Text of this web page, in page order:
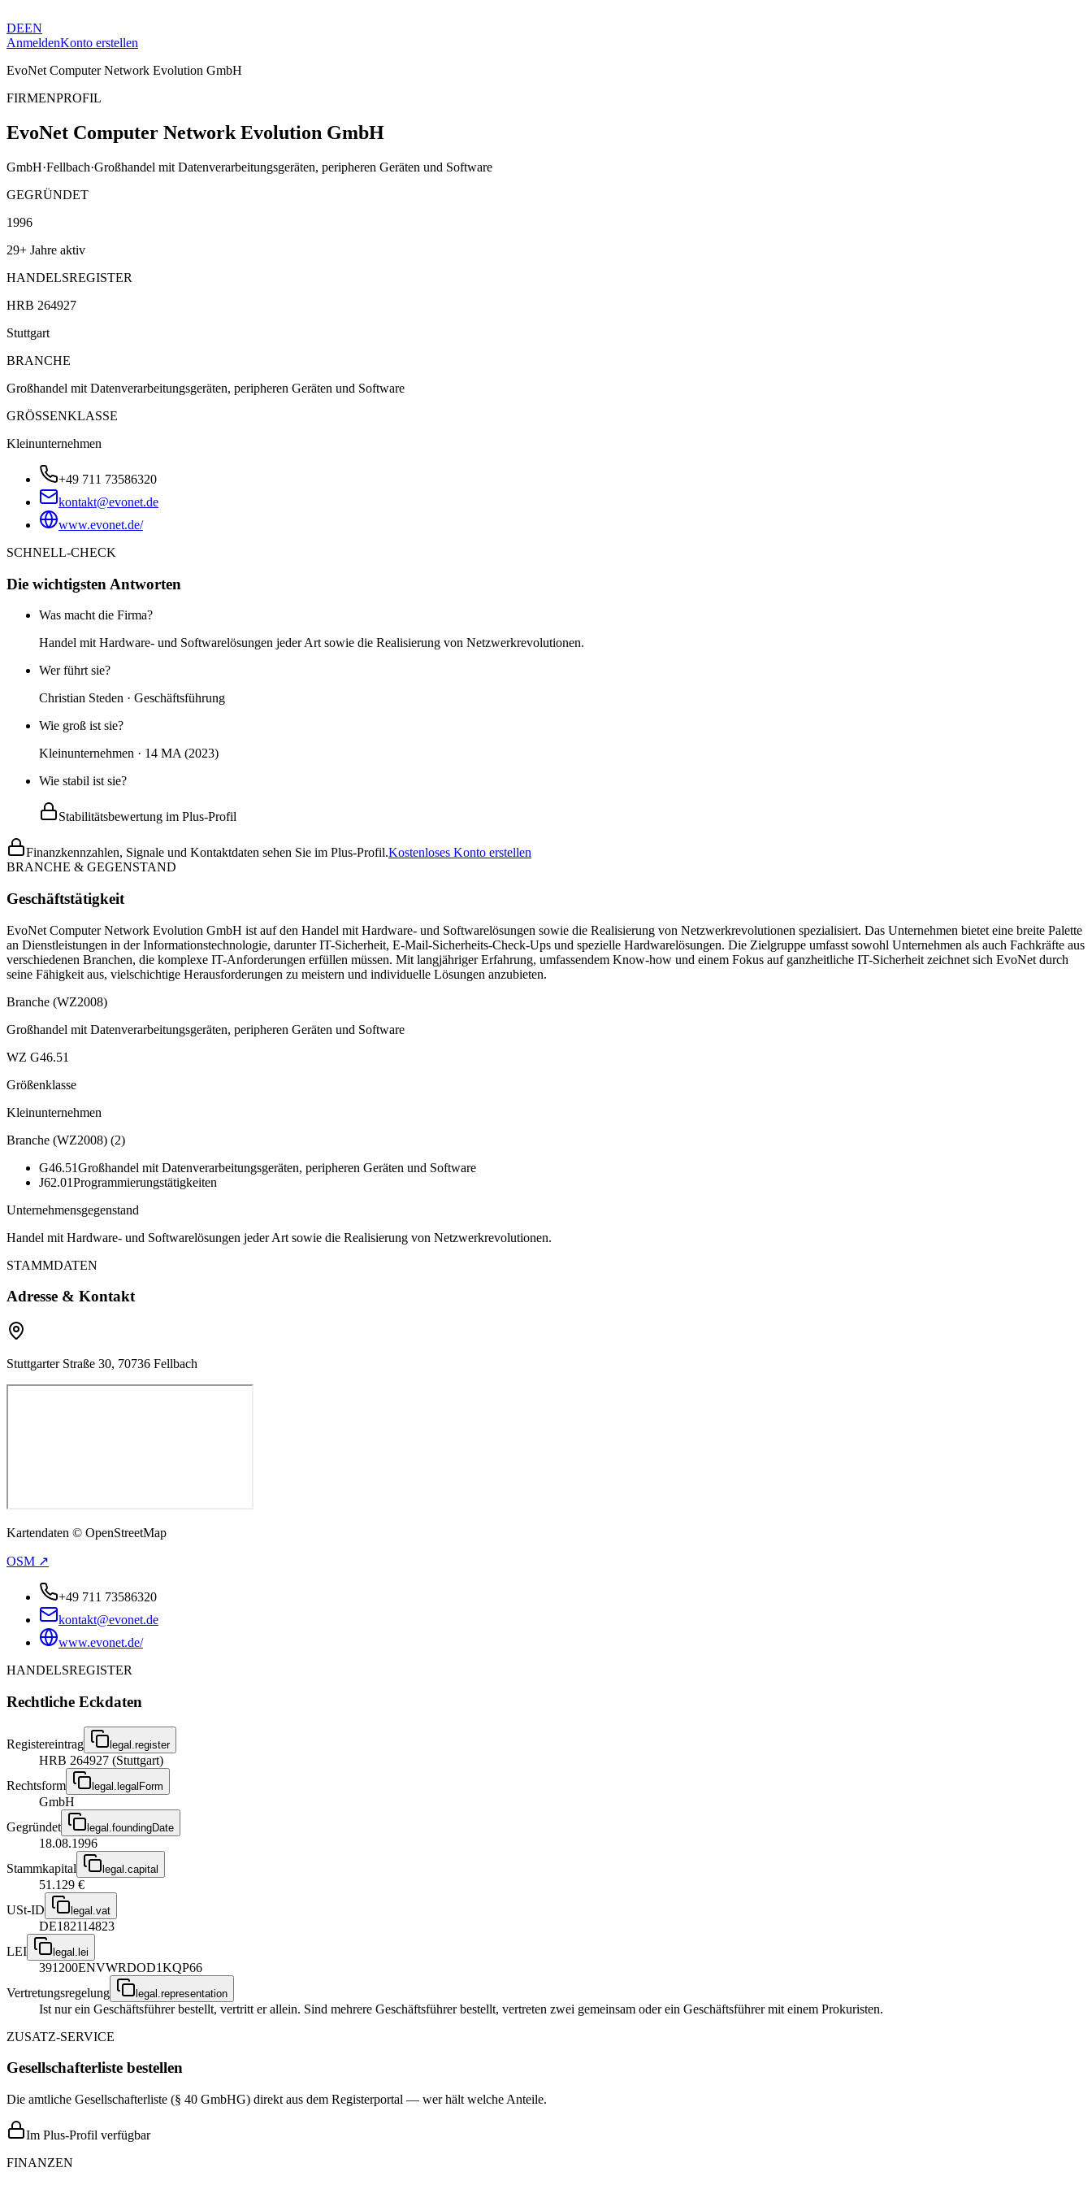
DEEN
AnmeldenKonto erstellen
EvoNet Computer Network Evolution GmbH
FIRMENPROFIL
EvoNet Computer Network Evolution GmbH
GmbH·Fellbach·Großhandel mit Datenverarbeitungsgeräten, peripheren Geräten und Software
GEGRÜNDET
1996
29+ Jahre aktiv
HANDELSREGISTER
HRB 264927
Stuttgart
BRANCHE
Großhandel mit Datenverarbeitungsgeräten, peripheren Geräten und Software
GRÖSSENKLASSE
Kleinunternehmen
+49 711 73586320
kontakt@evonet.de
www.evonet.de/
SCHNELL-CHECK
Die wichtigsten Antworten
Was macht die Firma?
Handel mit Hardware- und Softwarelösungen jeder Art sowie die Realisierung von Netzwerkrevolutionen.
Wer führt sie?
Christian Steden · Geschäftsführung
Wie groß ist sie?
Kleinunternehmen · 14 MA (2023)
Wie stabil ist sie?
Stabilitätsbewertung im Plus-Profil
Finanzkennzahlen, Signale und Kontaktdaten sehen Sie im Plus-Profil.Kostenloses Konto erstellen
BRANCHE & GEGENSTAND
Geschäftstätigkeit
EvoNet Computer Network Evolution GmbH ist auf den Handel mit Hardware- und Softwarelösungen sowie die Realisierung von Netzwerkrevolutionen spezialisiert. Das Unternehmen bietet eine breite Palette
an Dienstleistungen in der Informationstechnologie, darunter IT-Sicherheit, E-Mail-Sicherheits-Check-Ups und spezielle Hardwarelösungen. Die Zielgruppe umfasst sowohl Unternehmen als auch Fachkräfte aus
verschiedenen Branchen, die komplexe IT-Anforderungen erfüllen müssen. Mit langjähriger Erfahrung, umfassendem Know-how und einem Fokus auf ganzheitliche IT-Sicherheit zeichnet sich EvoNet durch
seine Fähigkeit aus, vielschichtige Herausforderungen zu meistern und individuelle Lösungen anzubieten.
Branche (WZ2008)
Großhandel mit Datenverarbeitungsgeräten, peripheren Geräten und Software
WZ G46.51
Größenklasse
Kleinunternehmen
Branche (WZ2008) (2)
G46.51Großhandel mit Datenverarbeitungsgeräten, peripheren Geräten und Software
J62.01Programmierungstätigkeiten
Unternehmensgegenstand
Handel mit Hardware- und Softwarelösungen jeder Art sowie die Realisierung von Netzwerkrevolutionen.
STAMMDATEN
Adresse & Kontakt
Stuttgarter Straße 30, 70736 Fellbach
Kartendaten © OpenStreetMap
OSM ↗
+49 711 73586320
kontakt@evonet.de
www.evonet.de/
HANDELSREGISTER
Rechtliche Eckdaten
Registereintrag legal.register
HRB 264927 (Stuttgart)
Rechtsform
legal.legalForm
GmbH
Gegründet
legal.foundingDate
18.08.1996
Stammkapital
legal.capital
51.129 €
USt-ID
legal.vat
DE182114823
LEI
legal.lei
391200ENVWRDOD1KQP66
Vertretungsregelung
legal.representation
Ist nur ein Geschäftsführer bestellt, vertritt er allein. Sind mehrere Geschäftsführer bestellt, vertreten zwei gemeinsam oder ein Geschäftsführer mit einem Prokuristen.
ZUSATZ-SERVICE
Gesellschafterliste bestellen
Die amtliche Gesellschafterliste (§ 40 GmbHG) direkt aus dem Registerportal — wer hält welche Anteile.
Im Plus-Profil verfügbar
FINANZEN